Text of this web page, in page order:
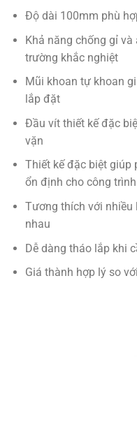
Độ dài 100mm phù
Khả năng chống gỉ
trường khắc nghiệt
Mũi khoan tự khoan
lắp đặt
Đầu vít thiết kế đặc
vặn
Thiết kế đặc biệt giúp
ổn định cho công trình
Tương thích với nhiều
nhau
Dễ dàng tháo lắp khi
Giá thành hợp lý so